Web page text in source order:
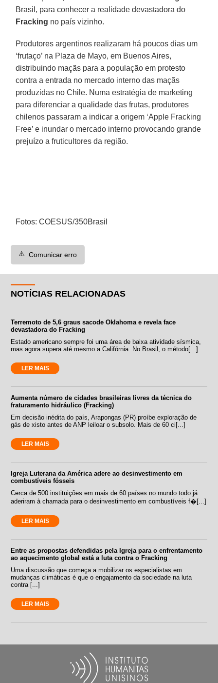
Brasil, para conhecer a realidade devastadora do
Fracking no país vizinho.
Produtores argentinos realizaram há poucos dias um
‘frutaço’ na Plaza de Mayo, em Buenos Aires,
distribuindo maçãs para a população em protesto
contra a entrada no mercado interno das maçãs
produzidas no Chile. Numa estratégia de marketing
para diferenciar a qualidade das frutas, produtores
chilenos passaram a indicar a origem ‘Apple Fracking
Free’ e inundar o mercado interno provocando grande
prejuízo a fruticultores da região.
Fotos: COESUS/350Brasil
⚠️ Comunicar erro
NOTÍCIAS RELACIONADAS
Terremoto de 5,6 graus sacode Oklahoma e revela face
devastadora do Fracking
Estado americano sempre foi uma área de baixa atividade sísmica,
mas agora supera até mesmo a Califórnia. No Brasil, o método[...]
LER MAIS
Aumenta número de cidades brasileiras livres da técnica do
fraturamento hidráulico (Fracking)
Em decisão inédita do país, Arapongas (PR) proíbe exploração de
gás de xisto antes de ANP leiloar o subsolo. Mais de 60 ci[...]
LER MAIS
Igreja Luterana da América adere ao desinvestimento em
combustíveis fósseis
Cerca de 500 instituições em mais de 60 países no mundo todo já
aderiram à chamada para o desinvestimento em combustíveis f�[...]
LER MAIS
Entre as propostas defendidas pela Igreja para o enfrentamento
ao aquecimento global está a luta contra o Fracking
Uma discussão que começa a mobilizar os especialistas em
mudanças climáticas é que o engajamento da sociedade na luta
contra [...]
LER MAIS